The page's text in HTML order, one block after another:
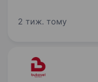
основі; Проживання та харчування за рахунок
2 тиж. тому